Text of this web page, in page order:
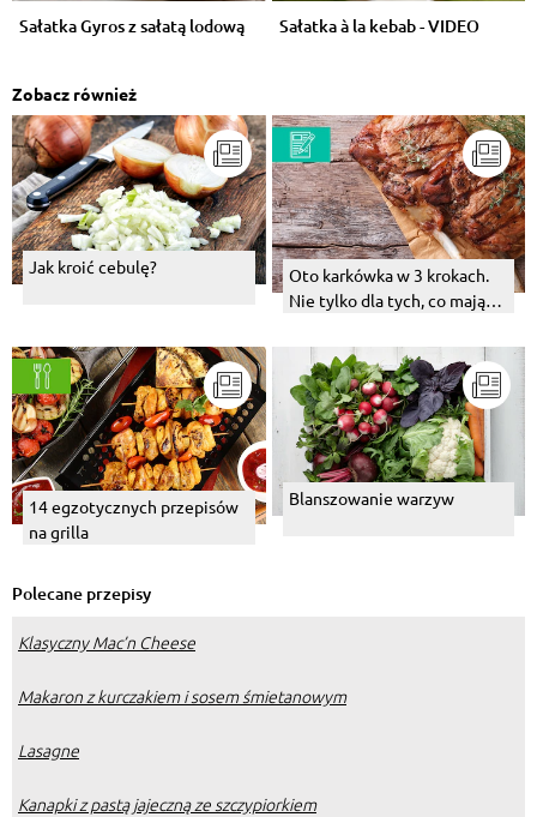
Sałatka Gyros z sałatą lodową Sałatka à la kebab - VIDEO
Zobacz również
Jak kroić cebulę?
Oto karkówka w 3 krokach.
Nie tylko dla tych, co mają
14 egzotycznych przepisów
na grilla
Blanszowanie warzyw
Polecane przepisy
Klasyczny Mac’n Cheese
Makaron z kurczakiem i sosem śmietanowym
Lasagne
Kanapki z pastą jajeczną ze szczypiorkiem